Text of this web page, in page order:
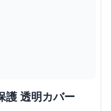
護 透明カバー